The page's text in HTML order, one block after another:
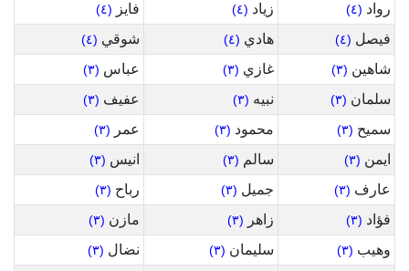
رواد (٤) زياد (٤) فايز (٤)
فيصل (٤) هادي (٤) شوقي (٤)
شاهين (٣) غازي (٣) عباس (٣)
سلمان (٣) نبيه (٣) عفيف (٣)
سميح (٣) محمود (٣) عمر (٣)
ايمن (٣) سالم (٣) انيس (٣)
عارف (٣) جميل (٣) رباح (٣)
فؤاد (٣) زاهر (٣) مازن (٣)
وهيب (٣) سليمان (٣) نضال (٣)